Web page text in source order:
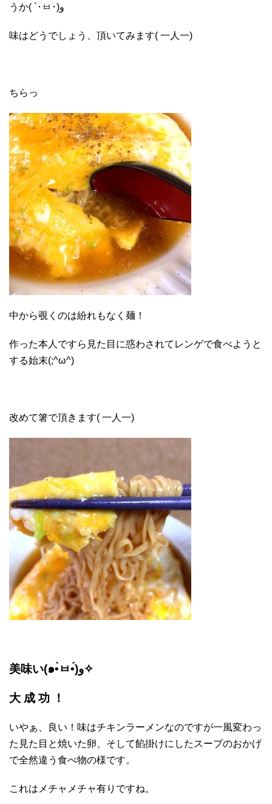
うか( `･ㅂ･)و
味はどうでしょう、頂いてみます( 一人一)
ちらっ
中から覗くのは紛れもなく麺！
作った本人ですら見た目に惑わされてレンゲで食べようと
する始末(;^ω^)
改めて箸で頂きます( 一人一)
美味い(๑•̀ㅂ•́)و✧
大 成 功 ！
いやぁ、良い！味はチキンラーメンなのですが一風変わっ
た見た目と焼いた卵、そして餡掛けにしたスープのおかげ
で全然違う食べ物の様です。
これはメチャメチャ有りですね。